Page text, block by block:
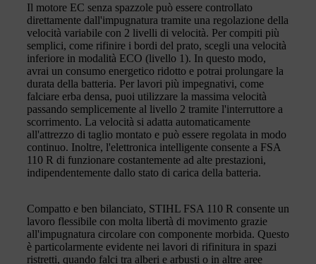
Il motore EC senza spazzole può essere controllato
direttamente dall'impugnatura tramite una regolazione della
velocità variabile con 2 livelli di velocità. Per compiti più
semplici, come rifinire i bordi del prato, scegli una velocità
inferiore in modalità ECO (livello 1). In questo modo,
avrai un consumo energetico ridotto e potrai prolungare la
durata della batteria. Per lavori più impegnativi, come
falciare erba densa, puoi utilizzare la massima velocità
passando semplicemente al livello 2 tramite l'interruttore a
scorrimento. La velocità si adatta automaticamente
all'attrezzo di taglio montato e può essere regolata in modo
continuo. Inoltre, l'elettronica intelligente consente a FSA
110 R di funzionare costantemente ad alte prestazioni,
indipendentemente dallo stato di carica della batteria.
Compatto e ben bilanciato, STIHL FSA 110 R consente un
lavoro flessibile con molta libertà di movimento grazie
all'impugnatura circolare con componente morbida. Questo
è particolarmente evidente nei lavori di rifinitura in spazi
ristretti, quando falci tra alberi e arbusti o in altre aree